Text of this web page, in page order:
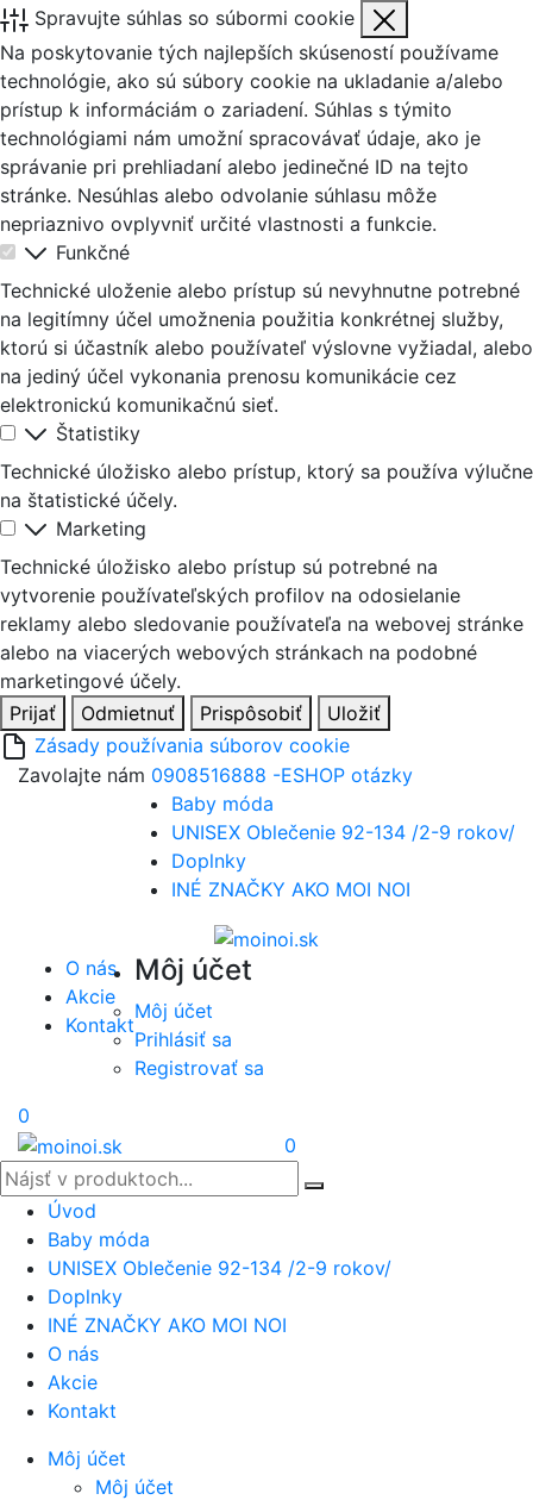
Spravujte súhlas so súbormi cookie
Na poskytovanie tých najlepších skúseností používame
technológie, ako sú súbory cookie na ukladanie a/alebo
prístup k informáciám o zariadení. Súhlas s týmito
technológiami nám umožní spracovávať údaje, ako je
správanie pri prehliadaní alebo jedinečné ID na tejto
stránke. Nesúhlas alebo odvolanie súhlasu môže
nepriaznivo ovplyvniť určité vlastnosti a funkcie.
Funkčné
Technické uloženie alebo prístup sú nevyhnutne potrebné
na legitímny účel umožnenia použitia konkrétnej služby,
ktorú si účastník alebo používateľ výslovne vyžiadal, alebo
na jediný účel vykonania prenosu komunikácie cez
elektronickú komunikačnú sieť.
Štatistiky
Technické úložisko alebo prístup, ktorý sa používa výlučne
na štatistické účely.
Marketing
Technické úložisko alebo prístup sú potrebné na
vytvorenie používateľských profilov na odosielanie
reklamy alebo sledovanie používateľa na webovej stránke
alebo na viacerých webových stránkach na podobné
marketingové účely.
Prijať
Odmietnuť Prispôsobiť
Uložiť
Zásady používania súborov cookie
Zavolajte nám 0908516888 -ESHOP otázky
Baby móda
UNISEX Oblečenie 92-134 /2-9 rokov/
Doplnky
INÉ ZNAČKY AKO MOI NOI
O nás
Akcie
Kontakt
Môj účet
Môj účet
Prihlásiť sa
Registrovať sa
0
0
Úvod
Baby móda
UNISEX Oblečenie 92-134 /2-9 rokov/
Doplnky
INÉ ZNAČKY AKO MOI NOI
O nás
Akcie
Kontakt
Môj účet
Môj účet